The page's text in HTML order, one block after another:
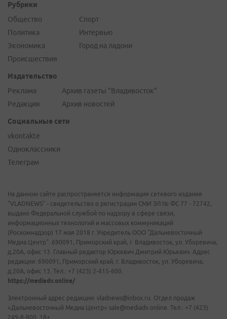
Рубрики
Общество
Политика
Экономика
Происшествия
Спорт
Интервью
Город на ладони
Издательство
Реклама
Редакция
Архив газеты "Владивосток"
Архив новостей
Социальные сети
vkontakte
Одноклассники
Телеграм
На данном сайте распространяется информация сетевого издания
"VLADNEWS" - свидетельство о регистрации СМИ ЭЛ № ФС 77 - 72742,
выдано Федеральной службой по надзору в сфере связи,
информационных технологий и массовых коммуникаций
(Роскомнадзор) 17 мая 2018 г. Учредитель ООО "Дальневосточный
Медиа Центр". 690091, Приморский край, г. Владивосток, ул. Уборевича,
д.20А, офис 13. Главный редактор Юркевич Дмитрий Юрьевич. Адрес
редакции: 690091, Приморский край, г. Владивосток, ул. Уборевича,
д.20А, офис 13. Тел.: +7 (423) 2-415-600.
https://mediadv.online/
Электронный адрес редакции: vladnews@inbox.ru. Отдел продаж
«Дальневосточный Медиа Центр» sale@mediadv.online. Тел.: +7 (423)
249-8-800. 18+